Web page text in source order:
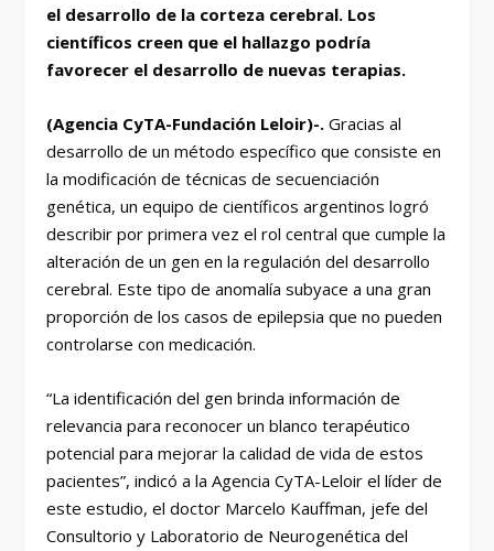
el desarrollo de la corteza cerebral. Los
científicos creen que el hallazgo podría
favorecer el desarrollo de nuevas terapias.
(Agencia CyTA-Fundación Leloir)-.Gracias al
desarrollo de un método específico que consiste en
la modificación de técnicas de secuenciación
genética, un equipo de científicos argentinos logró
describir por primera vez el rol central que cumple la
alteración de un gen en la regulación del desarrollo
cerebral. Este tipo de anomalía subyace a una gran
proporción de los casos de epilepsia que no pueden
controlarse con medicación.
“La identificación del gen brinda información de
relevancia para reconocer un blanco terapéutico
potencial para mejorar la calidad de vida de estos
pacientes”, indicó a la Agencia CyTA-Leloir el líder de
este estudio, el doctor Marcelo Kauffman, jefe del
Consultorio y Laboratorio de Neurogenética del